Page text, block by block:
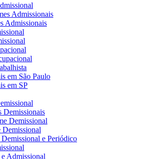
Admissionais
Admissionais
em São Paulo
em SP
Demissionais
Demissional
Demissional
e Periódico
Admissional